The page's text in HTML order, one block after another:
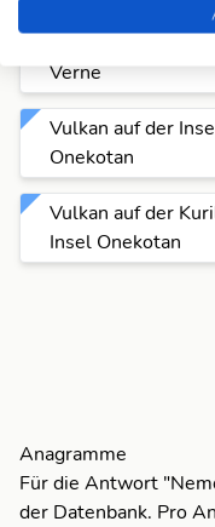
Verne
Vulkan auf der
Onekotan
Vulkan auf der
Insel Onekotan
Anagramme
Für die Antwort
der Datenbank. Pro